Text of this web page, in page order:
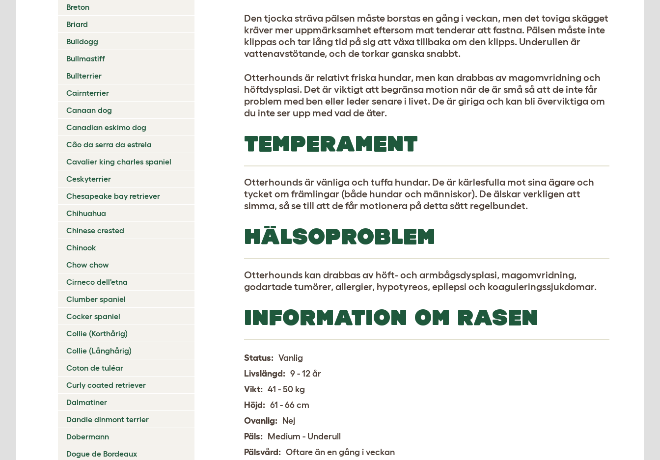
Breton
Briard
Bulldogg
Bullmastiff
Bullterrier
Cairnterrier
Canaan dog
Canadian eskimo dog
Cão da serra da estrela
Cavalier king charles spaniel
Ceskyterrier
Chesapeake bay retriever
Chihuahua
Chinese crested
Chinook
Chow chow
Cirneco dell'etna
Clumber spaniel
Cocker spaniel
Collie (Korthårig)
Collie (Långhårig)
Coton de tuléar
Curly coated retriever
Dalmatiner
Dandie dinmont terrier
Dobermann
Dogue de Bordeaux
Den tjocka sträva pälsen måste borstas en gång i veckan, men det toviga skägget
kräver mer uppmärksamhet eftersom mat tenderar att fastna. Pälsen måste inte
klippas och tar lång tid på sig att växa tillbaka om den klipps. Underullen är
vattenavstötande, och de torkar ganska snabbt.
Otterhounds är relativt friska hundar, men kan drabbas av magomvridning och
höftdysplasi. Det är viktigt att begränsa motion när de är små så att de inte får
problem med ben eller leder senare i livet. De är giriga och kan bli överviktiga om
du inte ser upp med vad de äter.
TEMPERAMENT
Otterhounds är vänliga och tuffa hundar. De är kärlesfulla mot sina ägare och
tycket om främlingar (både hundar och människor). De älskar verkligen att
simma, så se till att de får motionera på detta sätt regelbundet.
HÄLSOPROBLEM
Otterhounds kan drabbas av höft- och armbågsdysplasi, magomvridning,
godartade tumörer, allergier, hypotyreos, epilepsi och koaguleringssjukdomar.
INFORMATION OM RASEN
Status: Vanlig
Livslängd: 9 - 12 år
Vikt: 41 - 50 kg
Höjd: 61 - 66 cm
Ovanlig: Nej
Päls: Medium - Underull
Pälsvård: Oftare än en gång i veckan